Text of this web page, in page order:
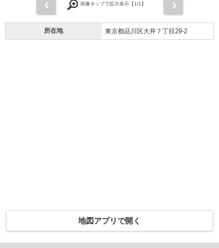
画像タップで拡大表示【1/1】
所在地 東京都品川区大井７丁目29-2
地図アプリで開く